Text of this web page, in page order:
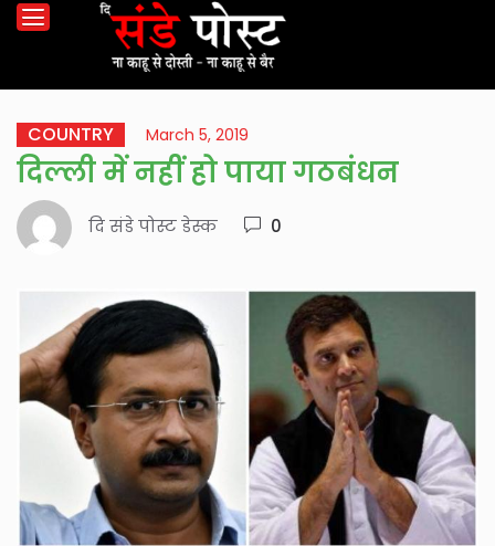
COUNTRY March 5, 2019
दिल्ली में नहीं हो पाया गठबंधन
दि संडे पोस्ट डेस्क 0